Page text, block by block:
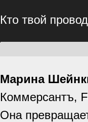
Кто твой
Марина
Коммерсантъ,
Она